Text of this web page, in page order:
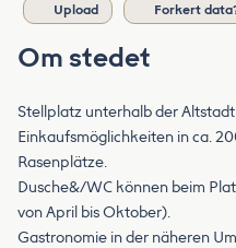
Upload Forkert
Om stedet
Stellplatz unterhalb der
Einkaufsmöglichkeiten in ca.
Rasenplätze.
Dusche&/WC können beim
von April bis Oktober).
Gastronomie in der näheren